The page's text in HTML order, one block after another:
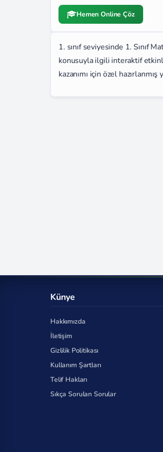
Hemen Online Çöz
1. sınıf seviyesinde 1. Sınıf
konusuyla ilgili interaktif
kazanımı için özel
Künye
Hakkımızda
İletişim
Gizlilik Politikası
Kullanım Şartları
Telif Hakları
Sıkça Sorulan Sorular